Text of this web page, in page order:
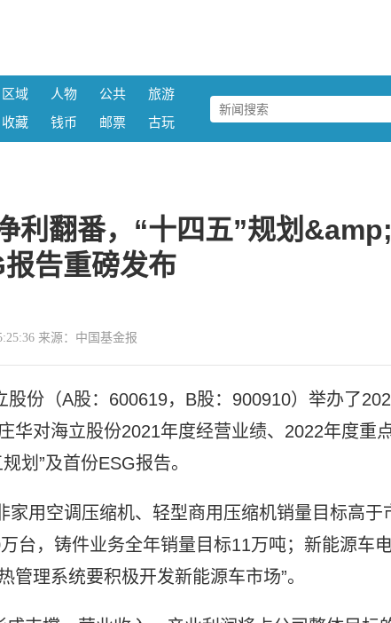
区域 人物 公共
旅游
收藏 钱币 邮票 古玩
利翻番，“十四五”规划&amp;
告重磅发布
来源：中国基金报
份（A股：600619，B股：900910）举办了
华对海立股份2021年度经营业绩、2022年度重
划”及首份ESG报告。
家用空调压缩机、轻型商用压缩机销量目标高于
台，铸件业务全年销量目标11万吨；新能源车
理系统要积极开发新能源车市场”。